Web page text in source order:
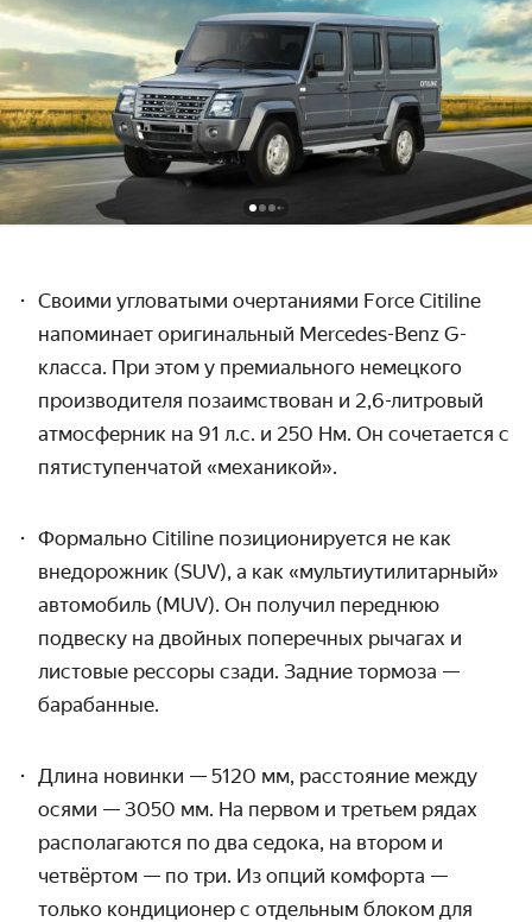
Своими угловатыми очертаниями Force Citiline
напоминает оригинальный Mercedes-Benz G-
класса. При этом у премиального немецкого
производителя позаимствован и 2,6-литровый
атмосферник на 91 л.с. и 250 Нм. Он сочетается с
пятиступенчатой «механикой».
Формально Citiline позиционируется не как
внедорожник (SUV), а как «мультиутилитарный»
автомобиль (MUV). Он получил переднюю
подвеску на двойных поперечных рычагах и
листовые рессоры сзади. Задние тормоза —
барабанные.
Длина новинки — 5120 мм, расстояние между
осями — 3050 мм. На первом и третьем рядах
располагаются по два седока, на втором и
четвёртом — по три. Из опций комфорта —
только кондиционер с отдельным блоком для